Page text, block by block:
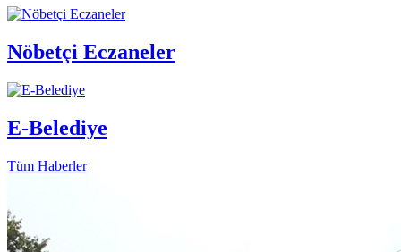
Nöbetçi Eczaneler
E-Belediye
Tüm Haberler